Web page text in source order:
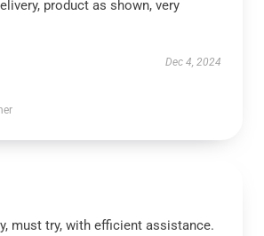
product as shown, very
Dec 4, 2024
must try, with efficient assistance.